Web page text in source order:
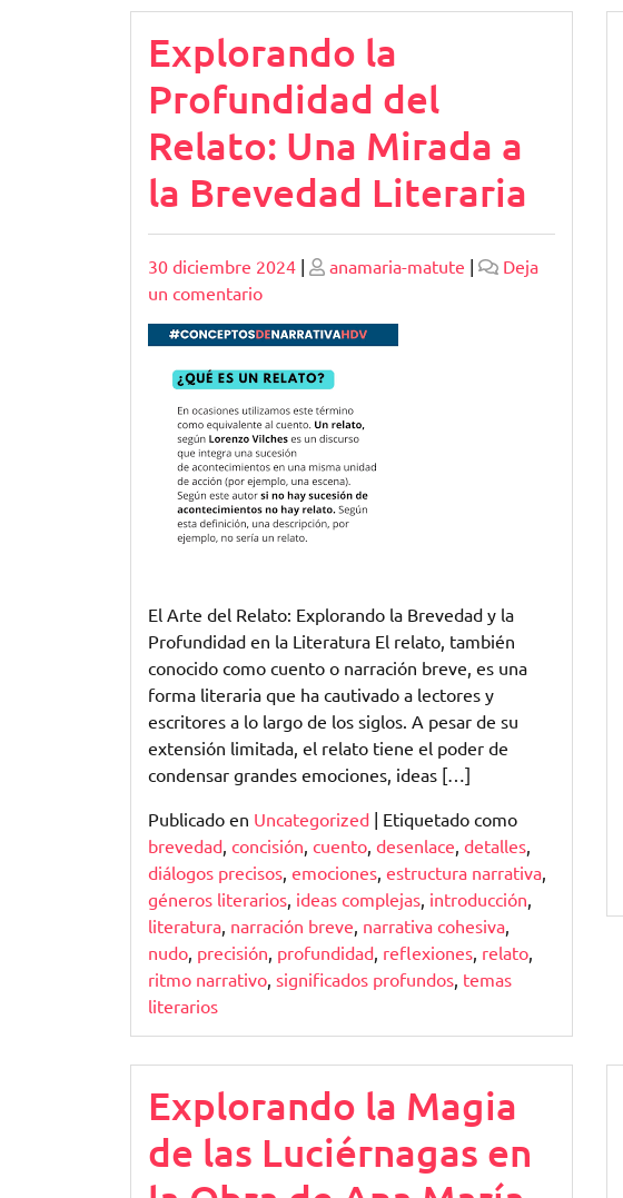
Explorando la
Profundidad del
Relato: Una Mirada a
la Brevedad Literaria
Publicado
30 diciembre 2024 | Publicado
anamaria-matute |
Deja
un comentarioen
la
Profundidad
Relato:
Una
Mirada
a
la
El Arte del Relato: Explorando la Brevedad y la
Profundidad en la Literatura El relato, también
conocido como cuento o narración breve, es una
forma literaria que ha cautivado a lectores y
escritores a lo largo de los siglos. A pesar de su
extensión limitada, el relato tiene el poder de
condensar grandes emociones, ideas […]
Publicado en Uncategorized | Etiquetado como
brevedad concisión cuento desenlace detalles
diálogos precisos emociones estructura narrativa
géneros literarios ideas complejas introducción
literatura narración breve narrativa cohesiva
nudo precisión profundidad reflexiones relato
ritmo narrativo significados profundos temas
literarios
Explorando la Magia
de las Luciérnagas en